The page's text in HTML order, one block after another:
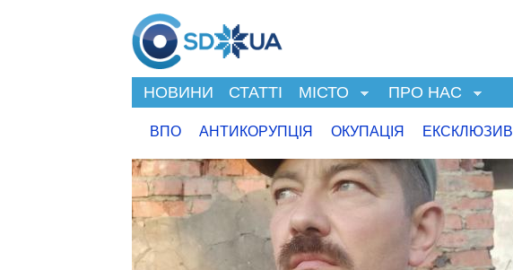
НОВИНИ СТАТТІ МІСТО ПРО НАС
ВПО АНТИКОРУПЦІЯ ОКУПАЦІЯ ЕКСКЛЮЗИВ